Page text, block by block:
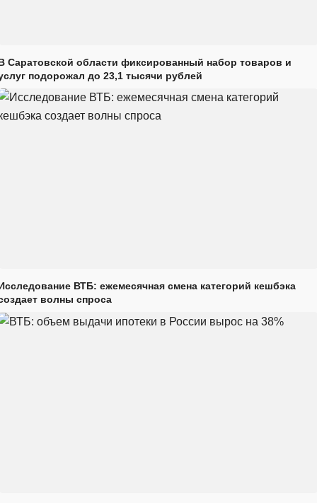
Саратовской области фиксированный набор товаров и
подорожал до 23,1 тысячи рублей
ВТБ: ежемесячная смена категорий кешбэка
волны спроса